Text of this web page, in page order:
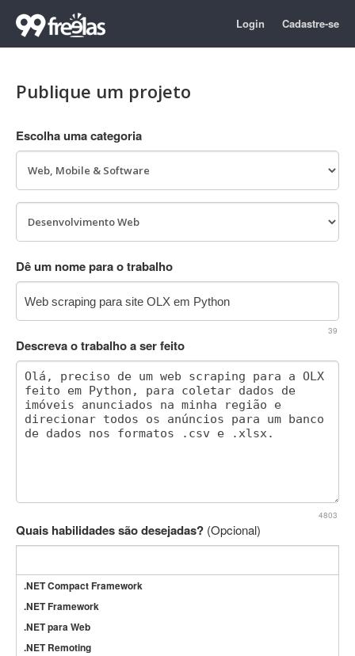
Login Cadastre-se
Publique um projeto
Escolha uma categoria
Dê um nome para o trabalho
39
Descreva o trabalho a ser feito
4803
Quais habilidades são desejadas? (Opcional)
.NET Compact Framework
.NET Framework
.NET para Web
.NET Remoting